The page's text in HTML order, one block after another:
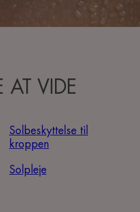
AT VIDE
Solbeskyttelse til
kroppen
Solpleje